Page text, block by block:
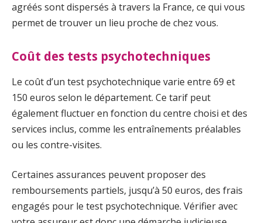
agréés sont dispersés à travers la France, ce qui vous
permet de trouver un lieu proche de chez vous.
Coût des tests psychotechniques
Le coût d’un test psychotechnique varie entre 69 et
150 euros selon le département. Ce tarif peut
également fluctuer en fonction du centre choisi et des
services inclus, comme les entraînements préalables
ou les contre-visites.
Certaines assurances peuvent proposer des
remboursements partiels, jusqu’à 50 euros, des frais
engagés pour le test psychotechnique. Vérifier avec